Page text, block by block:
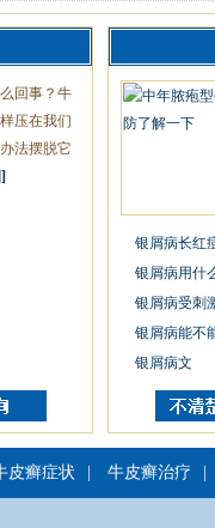
回事？牛
压在我们
法摆脱它
银屑病长红
银屑病用什
银屑病受刺
银屑病能不
银屑病文
皮癣症状 牛皮癣治疗